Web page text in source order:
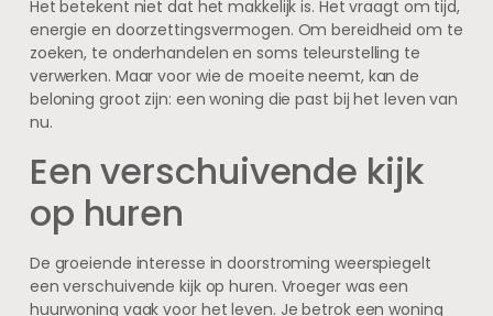
Het betekent niet dat het makkelijk is. Het vraagt om tijd,
energie en doorzettingsvermogen. Om bereidheid om te
zoeken, te onderhandelen en soms teleurstelling te
verwerken. Maar voor wie de moeite neemt, kan de
beloning groot zijn: een woning die past bij het leven van
nu.
Een verschuivende kijk
op huren
De groeiende interesse in doorstroming weerspiegelt
een verschuivende kijk op huren. Vroeger was een
huurwoning vaak voor het leven. Je betrok een woning